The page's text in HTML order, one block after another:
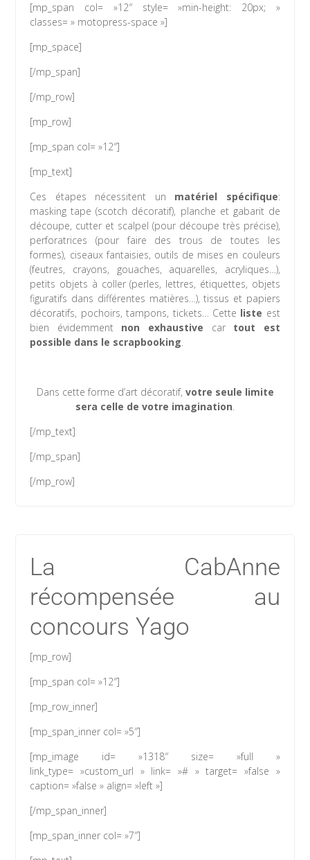
[mp_span col= »12″ style= »min-height: 20px; »
classes= » motopress-space »]
[mp_space]
[/mp_span]
[/mp_row]
[mp_row]
[mp_span col= »12″]
[mp_text]
Ces étapes nécessitent un matériel spécifique:
masking tape (scotch décoratif), planche et gabarit de
découpe, cutter et scalpel (pour découpe très précise),
perforatrices (pour faire des trous de toutes les
formes), ciseaux fantaisies, outils de mises en couleurs
(feutres, crayons, gouaches, aquarelles, acryliques…),
petits objets à coller (perles, lettres, étiquettes, objets
figuratifs dans différentes matières…), tissus et papiers
décoratifs, pochoirs, tampons, tickets… Cette liste est
bien évidemment non exhaustive car tout est
possible dans le scrapbooking.
Dans cette forme d’art décoratif, votre seule limite
sera celle de votre imagination.
[/mp_text]
[/mp_span]
[/mp_row]
La CabAnne
récompensée au
concours Yago
[mp_row]
[mp_span col= »12″]
[mp_row_inner]
[mp_span_inner col= »5″]
[mp_image id= »1318″ size= »full »
link_type= »custom_url » link= »# » target= »false »
caption= »false » align= »left »]
[/mp_span_inner]
[mp_span_inner col= »7″]